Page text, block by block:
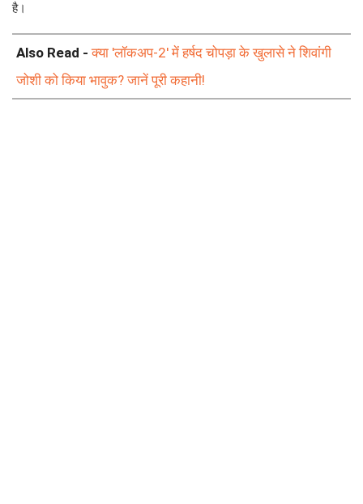
है।
Also Read -क्या 'लॉकअप-2' में हर्षद चोपड़ा के खुलासे ने शिवांगी
जोशी को किया भावुक? जानें पूरी कहानी!